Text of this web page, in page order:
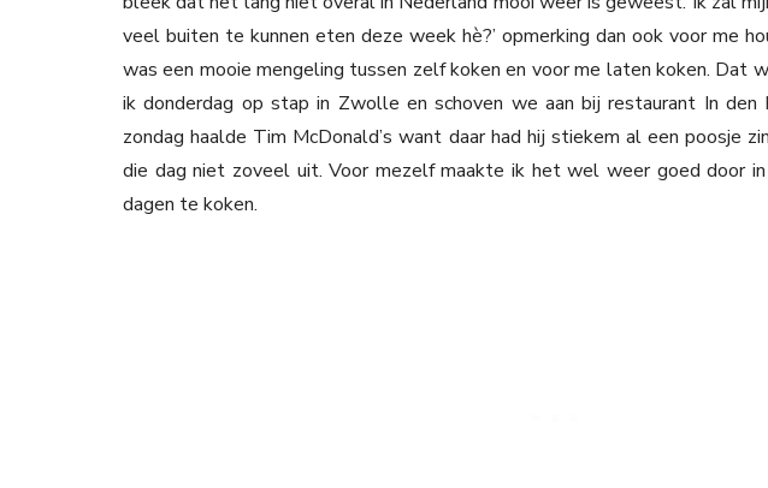
veel buiten te kunnen eten deze week hè?’ opmerking dan ook voor me
was een mooie mengeling tussen zelf koken en voor me laten koken. Dat
ik donderdag op stap in Zwolle en schoven we aan bij restaurant In den
zondag haalde Tim McDonald’s want daar had hij stiekem al een poosje
die dag niet zoveel uit. Voor mezelf maakte ik het wel weer goed door
dagen te koken.